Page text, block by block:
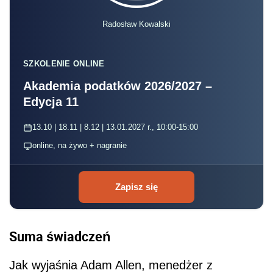
Radosław Kowalski
SZKOLENIE ONLINE
Akademia podatków 2026/2027 –
Edycja 11
13.10 | 18.11 | 8.12 | 13.01.2027 r., 10:00-15:00
online, na żywo + nagranie
Zapisz się
Suma świadczeń
Jak wyjaśnia Adam Allen, menedżer z